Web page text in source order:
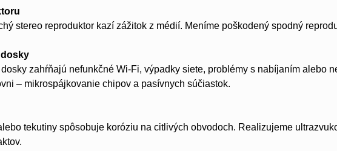
stereo reproduktor kazí zážitok z médií. Meníme poškodený spodný
zahŕňajú nefunkčné Wi-Fi, výpadky siete, problémy s nabíjaním alebo
– mikrospájkovanie chipov a pasívnych súčiastok.
tekutiny spôsobuje koróziu na citlivých obvodoch. Realizujeme